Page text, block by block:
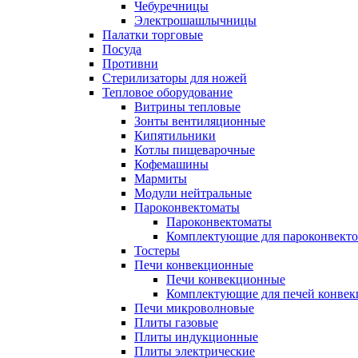
Чебуречницы
Электрошашлычницы
Палатки торговые
Посуда
Противни
Стерилизаторы для ножей
Тепловое оборудование
Витрины тепловые
Зонты вентиляционные
Кипятильники
Котлы пищеварочные
Кофемашины
Мармиты
Модули нейтральные
Пароконвектоматы
Пароконвектоматы
Комплектующие для
Тостеры
Печи конвекционные
Печи конвекционные
Комплектующие для печей
Печи микроволновые
Плиты газовые
Плиты индукционные
Плиты электрические